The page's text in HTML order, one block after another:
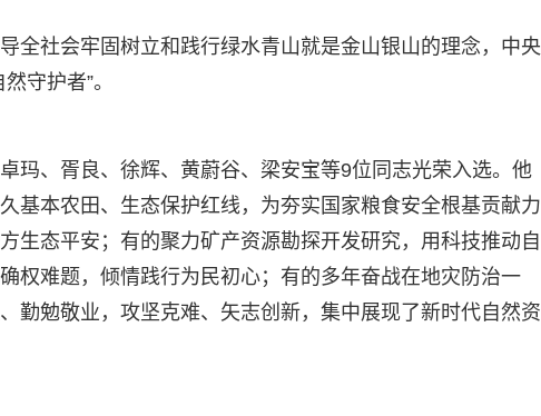
全社会牢固树立和践行绿水青山就是金山银山的理念，中央
守护者”。
玛、胥良、徐辉、黄蔚谷、梁安宝等9位同志光荣入选。他
基本农田、生态保护红线，为夯实国家粮食安全根基贡献力
生态平安；有的聚力矿产资源勘探开发研究，用科技推动自
权难题，倾情践行为民初心；有的多年奋战在地灾防治一
勉敬业，攻坚克难、矢志创新，集中展现了新时代自然资